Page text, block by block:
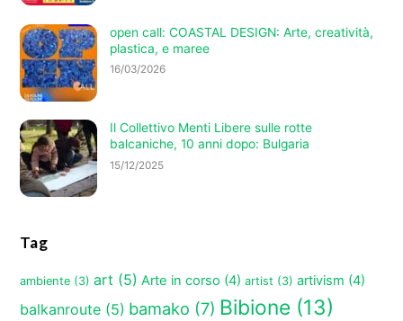
open call: COASTAL DESIGN: Arte, creatività,
plastica, e maree
16/03/2026
Il Collettivo Menti Libere sulle rotte
balcaniche, 10 anni dopo: Bulgaria
15/12/2025
Tag
ambiente (3) art (5) Arte in corso (4) artist (3) artivism (4)
balkanroute (5) bamako (7) Bibione (13)